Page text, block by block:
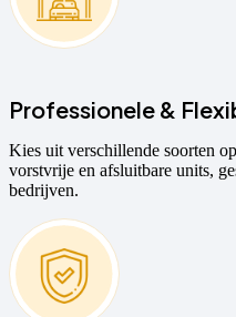
Professionele &
Kies uit verschillende soorten
vorstvrije en afsluitbare units,
bedrijven.